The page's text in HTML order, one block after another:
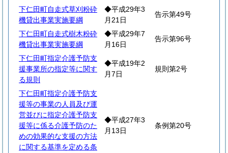
下仁田町自走式草刈粉砕
機貸出事業実施要綱
◆平成29年3
月21日
告示第49号
下仁田町自走式樹木粉砕
機貸出事業実施要綱
◆平成29年7
月16日
告示第96号
下仁田町指定介護予防支
援事業所の指定等に関す
る規則
◆平成19年2
月7日
規則第2号
下仁田町指定介護予防支
援等の事業の人員及び運
営並びに指定介護予防支
援等に係る介護予防のた
めの効果的な支援の方法
に関する基準を定める条
◆平成27年3
月13日
条例第20号